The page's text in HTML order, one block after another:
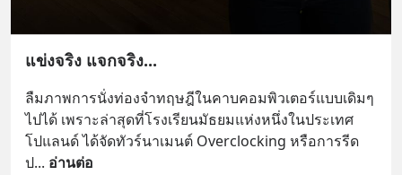
แข่งจริง แจกจริง...
ลืมภาพการนั่งท่องจำทฤษฎีในคาบคอมพิวเตอร์แบบเดิมๆ
ไปได้ เพราะล่าสุดที่โรงเรียนมัธยมแห่งหนึ่งในประเทศ
โปแลนด์ ได้จัดทัวร์นาเมนต์ Overclocking หรือการรีด
ป... อ่านต่อ